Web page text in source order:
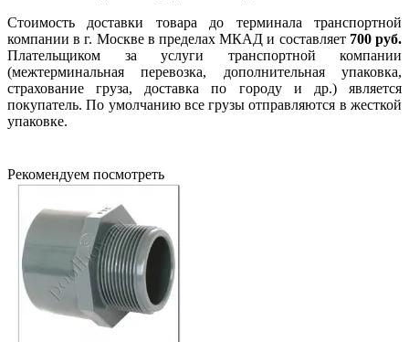
Стоимость доставки товара до терминала транспортной
компании в г. Москве в пределах МКАД и составляет 700 руб.
Плательщиком за услуги транспортной компании
(межтерминальная перевозка, дополнительная упаковка,
страхование груза, доставка по городу и др.) является
покупатель. По умолчанию все грузы отправляются в жесткой
упаковке.
Рекомендуем посмотреть